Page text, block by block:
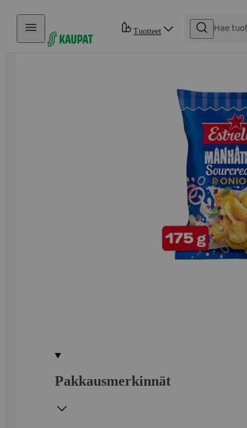
Hyppää sisältöön
Tuotteet
Pakkausmerkinnät